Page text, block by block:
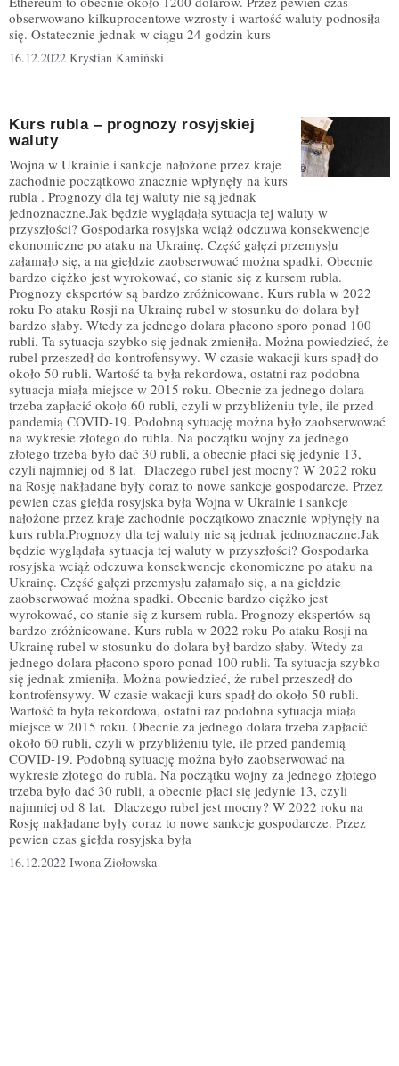
obserwowano kilkuprocentowe wzrosty i wartość waluty podnosiła
się. Ostatecznie jednak w ciągu 24 godzin kurs
16.12.2022 Krystian Kamiński
Kurs rubla – prognozy rosyjskiej
waluty
Wojna w Ukrainie i sankcje nałożone przez kraje
zachodnie początkowo znacznie wpłynęły na kurs
rubla . Prognozy dla tej waluty nie są jednak
jednoznaczne.Jak będzie wyglądała sytuacja tej waluty w
przyszłości? Gospodarka rosyjska wciąż odczuwa konsekwencje
ekonomiczne po ataku na Ukrainę. Część gałęzi przemysłu
załamało się, a na giełdzie zaobserwować można spadki. Obecnie
bardzo ciężko jest wyrokować, co stanie się z kursem rubla.
Prognozy ekspertów są bardzo zróżnicowane. Kurs rubla w 2022
roku Po ataku Rosji na Ukrainę rubel w stosunku do dolara był
bardzo słaby. Wtedy za jednego dolara płacono sporo ponad 100
rubli. Ta sytuacja szybko się jednak zmieniła. Można powiedzieć, że
rubel przeszedł do kontrofensywy. W czasie wakacji kurs spadł do
około 50 rubli. Wartość ta była rekordowa, ostatni raz podobna
sytuacja miała miejsce w 2015 roku. Obecnie za jednego dolara
trzeba zapłacić około 60 rubli, czyli w przybliżeniu tyle, ile przed
pandemią COVID-19. Podobną sytuację można było zaobserwować
na wykresie złotego do rubla. Na początku wojny za jednego
złotego trzeba było dać 30 rubli, a obecnie płaci się jedynie 13,
czyli najmniej od 8 lat. Dlaczego rubel jest mocny? W 2022 roku
na Rosję nakładane były coraz to nowe sankcje gospodarcze. Przez
pewien czas giełda rosyjska była Wojna w Ukrainie i sankcje
nałożone przez kraje zachodnie początkowo znacznie wpłynęły na
kurs rubla.Prognozy dla tej waluty nie są jednak jednoznaczne.Jak
będzie wyglądała sytuacja tej waluty w przyszłości? Gospodarka
rosyjska wciąż odczuwa konsekwencje ekonomiczne po ataku na
Ukrainę. Część gałęzi przemysłu załamało się, a na giełdzie
zaobserwować można spadki. Obecnie bardzo ciężko jest
wyrokować, co stanie się z kursem rubla. Prognozy ekspertów są
bardzo zróżnicowane. Kurs rubla w 2022 roku Po ataku Rosji na
Ukrainę rubel w stosunku do dolara był bardzo słaby. Wtedy za
jednego dolara płacono sporo ponad 100 rubli. Ta sytuacja szybko
się jednak zmieniła. Można powiedzieć, że rubel przeszedł do
kontrofensywy. W czasie wakacji kurs spadł do około 50 rubli.
Wartość ta była rekordowa, ostatni raz podobna sytuacja miała
miejsce w 2015 roku. Obecnie za jednego dolara trzeba zapłacić
około 60 rubli, czyli w przybliżeniu tyle, ile przed pandemią
COVID-19. Podobną sytuację można było zaobserwować na
wykresie złotego do rubla. Na początku wojny za jednego złotego
trzeba było dać 30 rubli, a obecnie płaci się jedynie 13, czyli
najmniej od 8 lat. Dlaczego rubel jest mocny? W 2022 roku na
Rosję nakładane były coraz to nowe sankcje gospodarcze. Przez
pewien czas giełda rosyjska była
16.12.2022 Iwona Ziołowska